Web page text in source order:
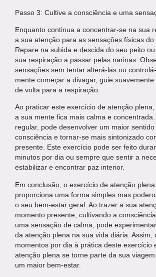
Passo 3: Cultive a consciência e uma
Enquanto continua a concentrar-se na sua
a sua atenção para as sensações físicas do
Repare na subida e descida do seu peito
sua respiração a passar pelas narinas.
sensações sem tentar alterá-las ou
mente começar a divagar, guie
de volta para a respiração.
Ao praticar este exercício de atenção
a sua mente fica mais calma e
regular, pode desenvolver um maior
consciência e tornar-se mais sintonizado
presente. Este exercício pode ser feito
minutos por dia ou sempre que sentir a
estabilizar e encontrar paz interior.
Em conclusão, o exercício de atenção
proporciona uma forma simples mas
o seu bem-estar geral. Ao trazer a sua
momento presente, cultivando a
uma sensação de calma, pode
da atenção plena na sua vida diária. Assim,
momentos por dia à prática deste exercício
atenção plena se torne parte da sua
um maior bem-estar.